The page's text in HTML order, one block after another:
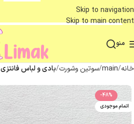
Skip to navigation
Skip to main content
منو
خانه main سوتین وشورت بادی و لباس فانتزی
-48%
اتمام موجودی